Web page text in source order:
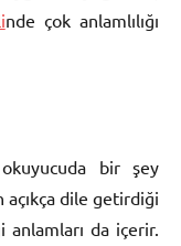
nde çok anlamlılığı
bir şey
açıkça dile getirdiği
anlamları da içerir.